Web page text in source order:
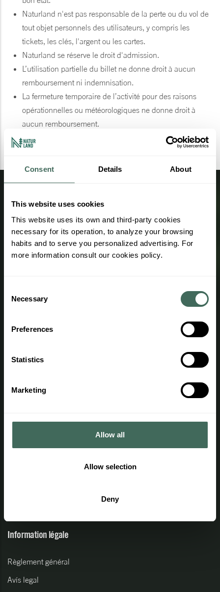
Consent Details About
This website uses cookies
This website uses its own and third-party cookies
necessary for its operation, to analyze your browsing
habits and to serve you personalized advertising. For
more information consult our cookies policy.
Selection
Necessary
Preferences
Statistics
Marketing
Allow all
Allow selection
Deny
Naturland n'est pas responsable de la perte ou du vol de
tout objet personnels des utilisateurs, y compris les
tickets, les clés, l'argent ou les cartes.
Naturland se réserve le droit d'admission.
L’utilisation partielle du billet ne donne droit à aucun
remboursement ni indemnisation.
La fermeture temporaire de l’activité pour des raisons
opérationnelles ou météorologiques ne donne droit à
aucun remboursement.
nous
Abonnez-vous à notre newsletter!
Recevez toutes les nouvelles et
Information légale
Règlement général
Avís legal